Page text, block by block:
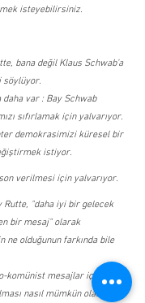
isteyebilirsiniz.
bana değil Klaus Schwab'a
söylüyor.
var : Bay Schwab
sıfırlamak için yalvarıyor.
demokrasimizi küresel bir
istiyor.
verilmesi için yalvarıyor.
Rutte, "daha iyi bir gelecek
bir mesaj" olarak
ne olduğunun farkında bile
komünist mesajlar içeren bir
nasıl mümkün olabilir?